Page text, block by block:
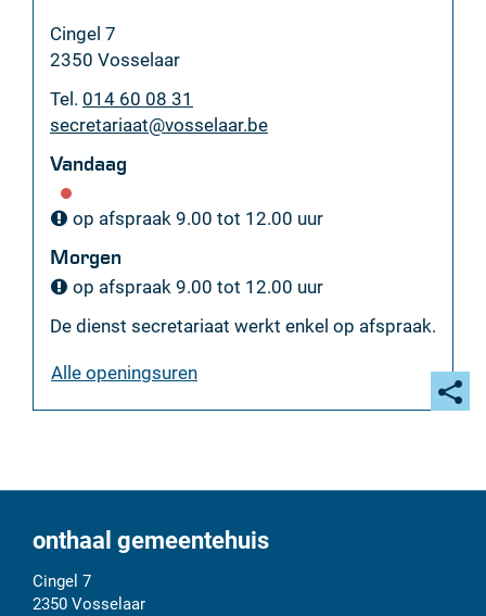
Adres
Cingel 7
,2350 Vosselaar
Tel. 014 60 08 31
E-
secretariaat@vosselaar.be
Vandaag
op afspraak 9.00 tot 12.00 uur
Morgen
op afspraak 9.00 tot 12.00 uur
De dienst secretariaat werkt enkel op afspraak.
Alle openingsurendienst
onthaal gemeentehuis
Adres
Cingel 7
2350 Vosselaar
Tel.
E-
mail